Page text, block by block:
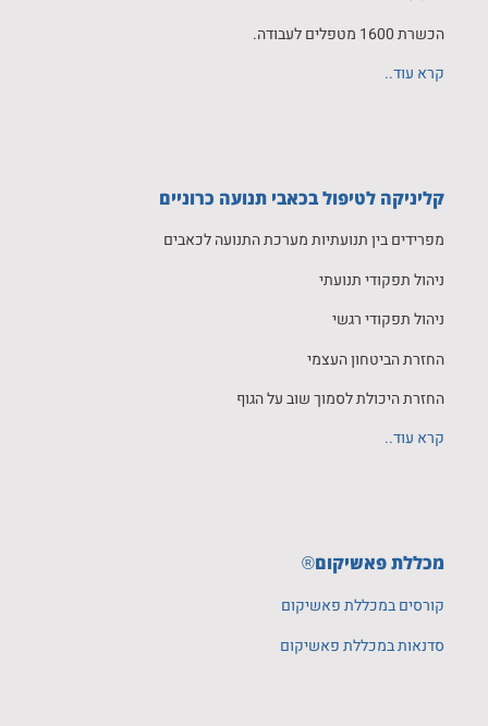
הכשרת 1600 מטפלים לעבודה.
קרא עוד..
קליניקה לטיפול בכאבי תנועה כרוניים
מפרידים בין תנועתיות מערכת התנועה לכאבים
ניהול תפקודי תנועתי
ניהול תפקודי רגשי
החזרת הביטחון העצמי
החזרת היכולת לסמוך שוב על הגוף
קרא עוד..
מכללת פאשיקום®
קורסים במכללת פאשיקום
סדנאות במכללת פאשיקום